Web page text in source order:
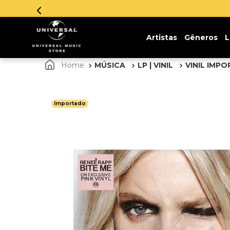
Artistas Gêneros
MÚSICA LP | VINIL VINIL
Importado